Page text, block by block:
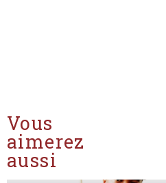
Vous
aimerez
aussi